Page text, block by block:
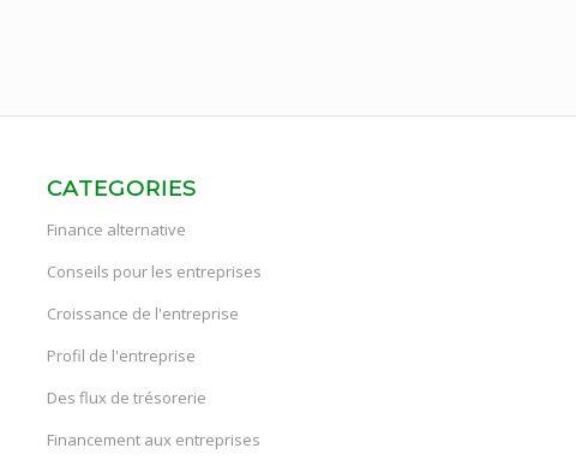
CATEGORIES
Finance alternative
Conseils pour les entreprises
Croissance de l'entreprise
Profil de l'entreprise
Des flux de trésorerie
Financement aux entreprises